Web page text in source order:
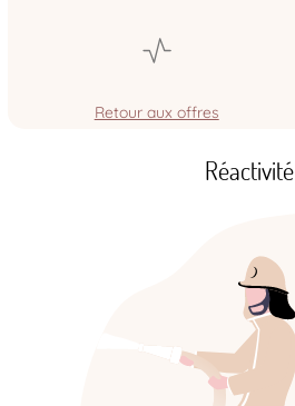
Retour aux offres
Réactivité